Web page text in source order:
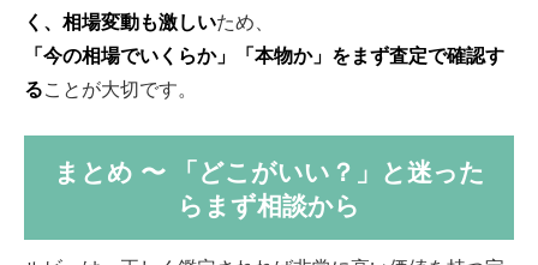
く、相場変動も激しいため、
「今の相場でいくらか」「本物か」をまず査定で確認す
ることが大切です。
まとめ 〜 「どこがいい？」と迷った
らまず相談から